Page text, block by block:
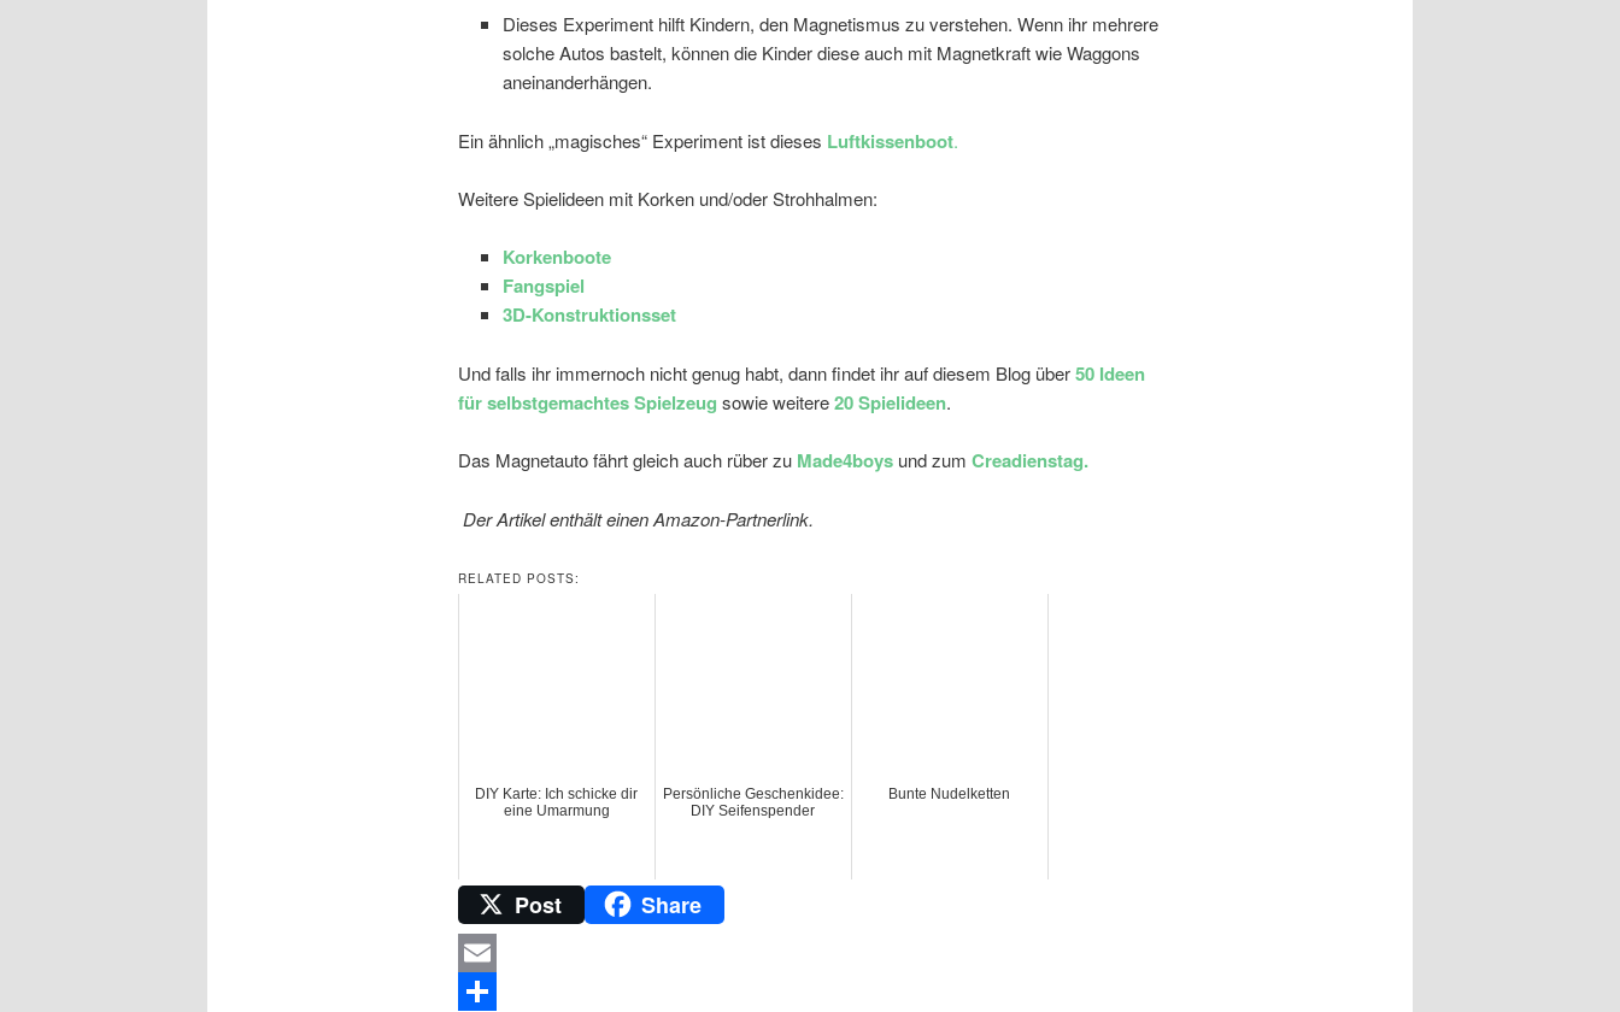
Dieses Experiment hilft Kindern, den Magnetismus zu verstehen. Wenn ihr mehrere
solche Autos bastelt, können die Kinder diese auch mit Magnetkraft wie Waggons
aneinanderhängen.
Ein ähnlich „magisches“ Experiment ist dieses Luftkissenboot.
Weitere Spielideen mit Korken und/oder Strohhalmen:
Korkenboote
Fangspiel
3D-Konstruktionsset
Und falls ihr immernoch nicht genug habt, dann findet ihr auf diesem Blog über50 Ideen
für selbstgemachtes Spielzeug sowie weitere20 Spielideen.
Das Magnetauto fährt gleich auch rüber zuMade4boysund zum Creadienstag.
Der Artikel enthält einen Amazon-Partnerlink.
RELATED POSTS:
DIY Karte: Ich schicke dir
eine Umarmung
Persönliche Geschenkidee:
DIY Seifenspender
Bunte Nudelketten
Post Share
Email